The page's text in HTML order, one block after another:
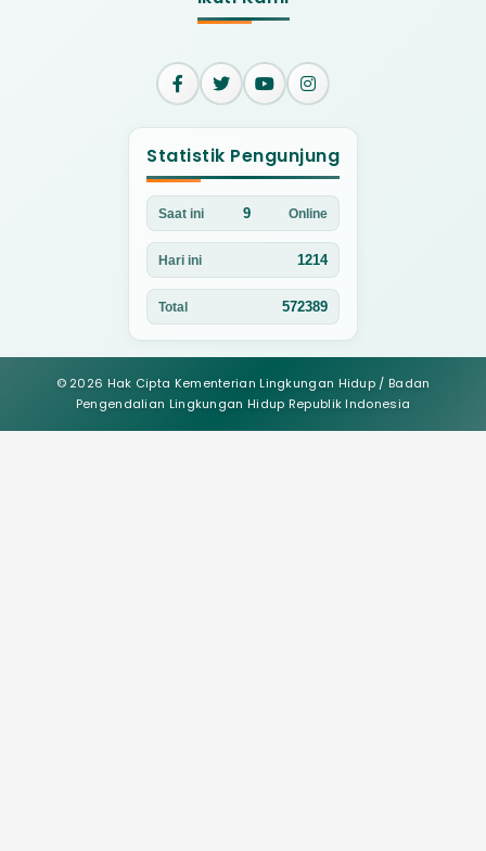
Statistik Pengunjung
Saat ini 9 Online
Hari ini 1214
Total 572389
© 2026 Hak Cipta Kementerian Lingkungan Hidup / Badan
Pengendalian Lingkungan Hidup Republik Indonesia